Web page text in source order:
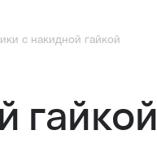
с накидной гайкой
гайкой